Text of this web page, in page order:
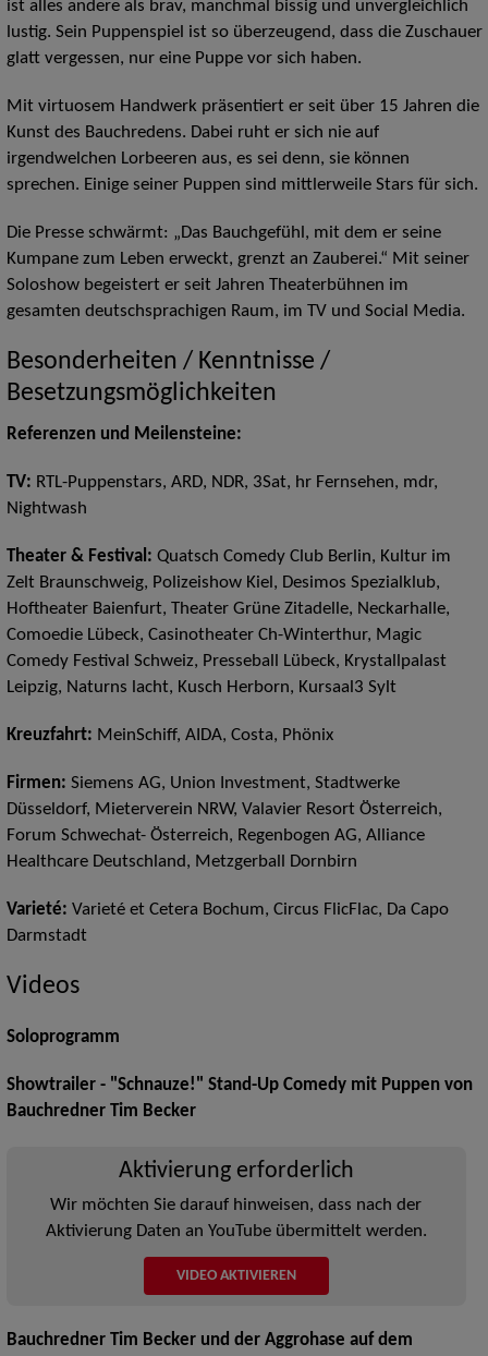
ist alles andere als brav, manchmal bissig und unvergleichlich
lustig. Sein Puppenspiel ist so überzeugend, dass die Zuschauer
glatt vergessen, nur eine Puppe vor sich haben.
Mit virtuosem Handwerk präsentiert er seit über 15 Jahren die
Kunst des Bauchredens. Dabei ruht er sich nie auf
irgendwelchen Lorbeeren aus, es sei denn, sie können
sprechen. Einige seiner Puppen sind mittlerweile Stars für sich.
Die Presse schwärmt: „Das Bauchgefühl, mit dem er seine
Kumpane zum Leben erweckt, grenzt an Zauberei.“ Mit seiner
Soloshow begeistert er seit Jahren Theaterbühnen im
gesamten deutschsprachigen Raum, im TV und Social Media.
Besonderheiten / Kenntnisse /
Besetzungsmöglichkeiten
Referenzen und Meilensteine:
TV: RTL-Puppenstars, ARD, NDR, 3Sat, hr Fernsehen, mdr,
Nightwash
Theater & Festival: Quatsch Comedy Club Berlin, Kultur im
Zelt Braunschweig, Polizeishow Kiel, Desimos Spezialklub,
Hoftheater Baienfurt, Theater Grüne Zitadelle, Neckarhalle,
Comoedie Lübeck, Casinotheater Ch-Winterthur, Magic
Comedy Festival Schweiz, Presseball Lübeck, Krystallpalast
Leipzig, Naturns lacht, Kusch Herborn, Kursaal3 Sylt
Kreuzfahrt: MeinSchiff, AIDA, Costa, Phönix
Firmen: Siemens AG, Union Investment, Stadtwerke
Düsseldorf, Mieterverein NRW, Valavier Resort Österreich,
Forum Schwechat- Österreich, Regenbogen AG, Alliance
Healthcare Deutschland, Metzgerball Dornbirn
Varieté: Varieté et Cetera Bochum, Circus FlicFlac, Da Capo
Darmstadt
Videos
Soloprogramm
Showtrailer - "Schnauze!" Stand-Up Comedy mit Puppen von
Bauchredner Tim Becker
Aktivierung erforderlich
Wir möchten Sie darauf hinweisen, dass nach der
Aktivierung Daten an YouTube übermittelt werden.
VIDEO AKTIVIEREN
Bauchredner Tim Becker und der Aggrohase auf dem